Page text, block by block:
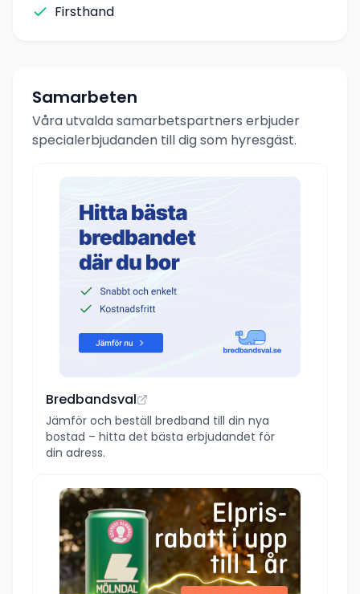
Firsthand
Samarbeten
Våra utvalda samarbetspartners erbjuder
specialerbjudanden till dig som hyresgäst.
Bredbandsval
Jämför och beställ bredband till din nya
bostad – hitta det bästa erbjudandet för
din adress.